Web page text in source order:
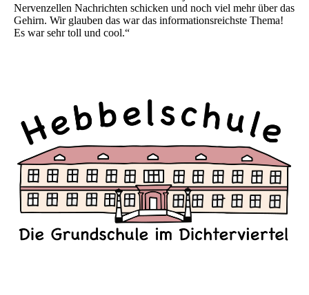
Nervenzellen Nachrichten schicken und noch viel mehr über das
Gehirn. Wir glauben das war das informationsreichste Thema!
Es war sehr toll und cool.“